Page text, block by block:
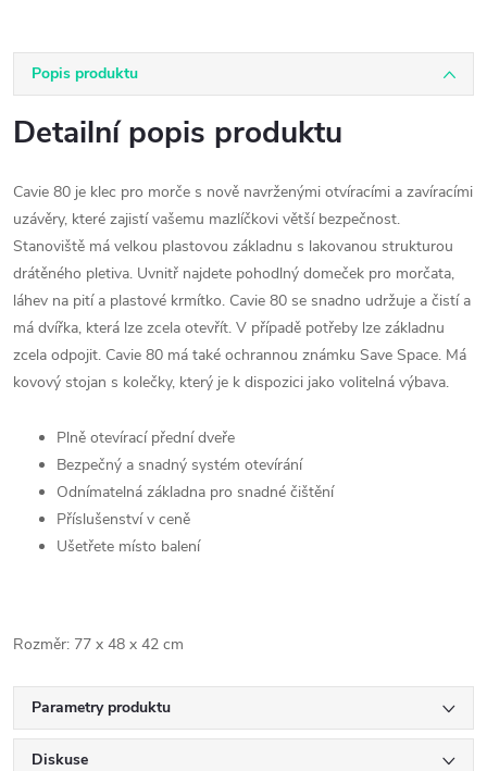
Popis produktu
Detailní popis produktu
Cavie 80 je klec pro morče s nově navrženými otvíracími a zavíracími
uzávěry, které zajistí vašemu mazlíčkovi větší bezpečnost.
Stanoviště má velkou plastovou základnu s lakovanou strukturou
drátěného pletiva. Uvnitř najdete pohodlný domeček pro morčata,
láhev na pití a plastové krmítko. Cavie 80 se snadno udržuje a čistí a
má dvířka, která lze zcela otevřít. V případě potřeby lze základnu
zcela odpojit. Cavie 80 má také ochrannou známku Save Space. Má
kovový stojan s kolečky, který je k dispozici jako volitelná výbava.
Plně otevírací přední dveře
Bezpečný a snadný systém otevírání
Odnímatelná základna pro snadné čištění
Příslušenství v ceně
Ušetřete místo balení
Rozměr: 77 x 48 x 42 cm
Parametry produktu
Diskuse